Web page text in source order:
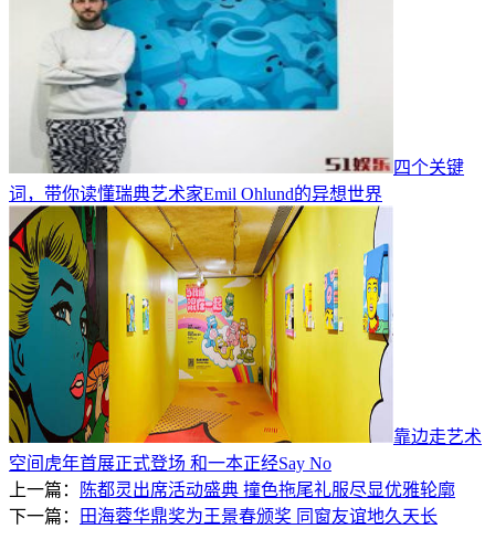
四个关键
词，带你读懂瑞典艺术家Emil Ohlund的异想世界
靠边走艺术
空间虎年首展正式登场 和一本正经Say No
上一篇：
陈都灵出席活动盛典 撞色拖尾礼服尽显优雅轮廓
下一篇：
田海蓉华鼎奖为王景春颁奖 同窗友谊地久天长